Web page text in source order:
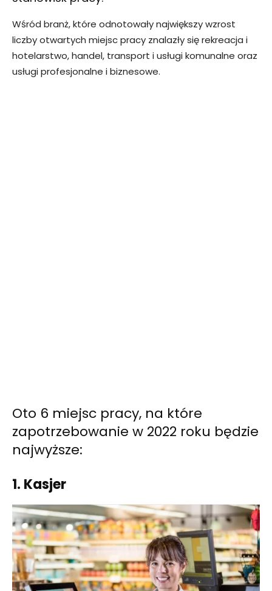
Wśród branż, które odnotowały największy wzrost
liczby otwartych miejsc pracy znalazły się rekreacja i
hotelarstwo, handel, transport i usługi komunalne oraz
usługi profesjonalne i biznesowe.
Oto 6 miejsc pracy, na które
zapotrzebowanie w 2022 roku będzie
najwyższe:
1. Kasjer